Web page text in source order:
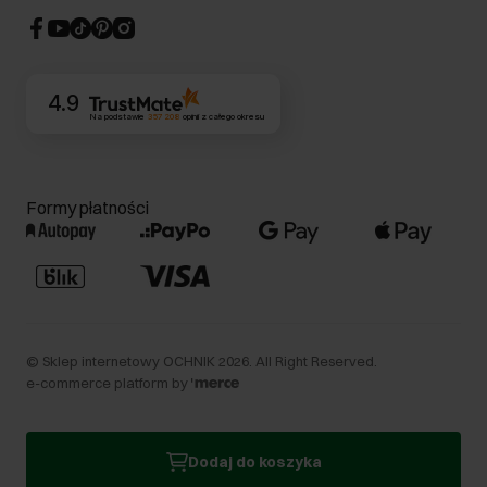
Dodaj do koszyka
CSR
4.9
Na podstawie 357 208 opinii z całego okresu
Formy płatności
© Sklep internetowy OCHNIK 2026 . All Right Reserved.
e-commerce platform by